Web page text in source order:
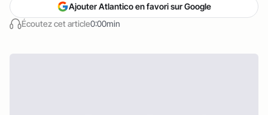
Écoutez cet article0:00min
Ajouter Atlantico en favori sur Google